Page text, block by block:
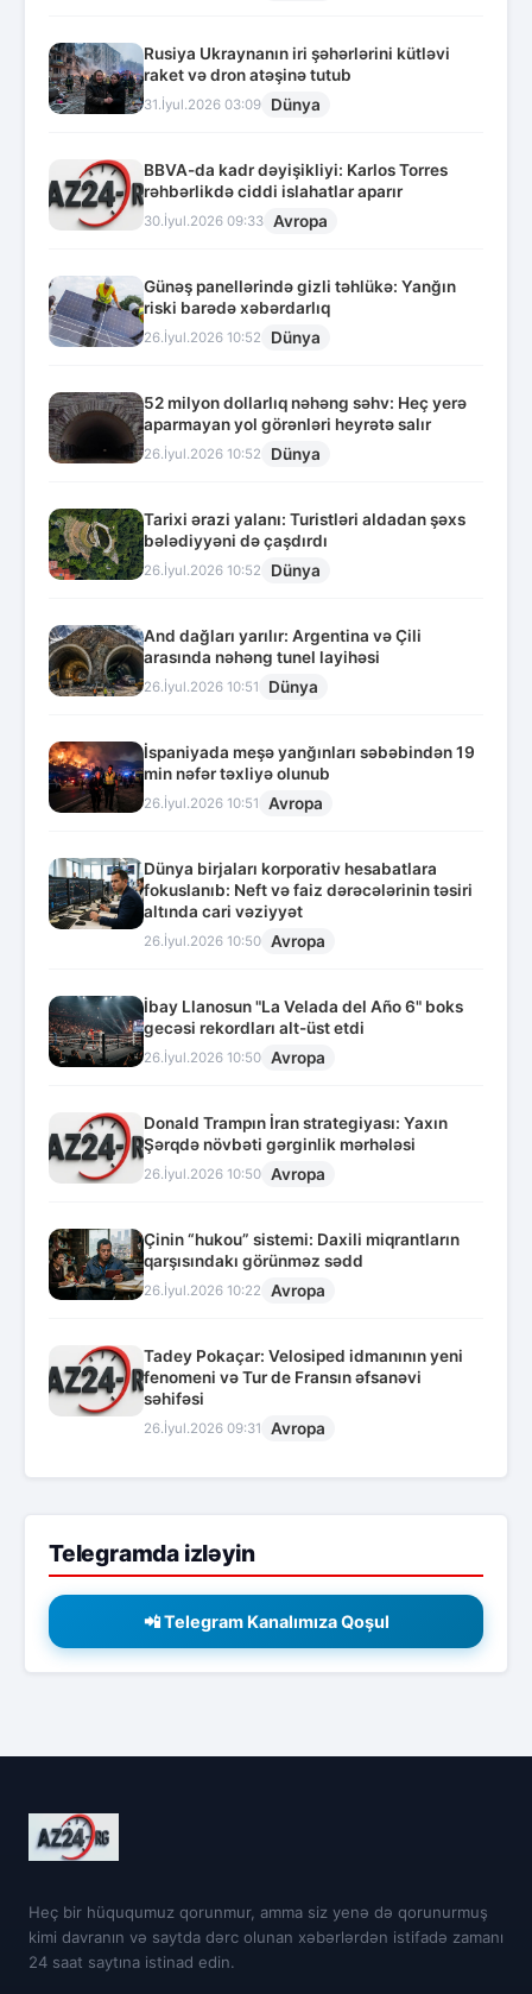
Rusiya Ukraynanın iri şəhərlərini kütləvi
raket və dron atəşinə tutub
31.İyul.2026 03:09 Dünya
BBVA-da kadr dəyişikliyi: Karlos Torres
rəhbərlikdə ciddi islahatlar aparır
30.İyul.2026 09:33 Avropa
Günəş panellərində gizli təhlükə: Yanğın
riski barədə xəbərdarlıq
26.İyul.2026 10:52 Dünya
52 milyon dollarlıq nəhəng səhv: Heç yerə
aparmayan yol görənləri heyrətə salır
26.İyul.2026 10:52 Dünya
Tarixi ərazi yalanı: Turistləri aldadan şəxs
bələdiyyəni də çaşdırdı
26.İyul.2026 10:52 Dünya
And dağları yarılır: Argentina və Çili
arasında nəhəng tunel layihəsi
26.İyul.2026 10:51 Dünya
İspaniyada meşə yanğınları səbəbindən 19
min nəfər təxliyə olunub
26.İyul.2026 10:51 Avropa
Dünya birjaları korporativ hesabatlara
fokuslanıb: Neft və faiz dərəcələrinin təsiri
altında cari vəziyyət
26.İyul.2026 10:50 Avropa
İbay Llanosun "La Velada del Año 6" boks
gecəsi rekordları alt-üst etdi
26.İyul.2026 10:50 Avropa
Donald Trampın İran strategiyası: Yaxın
Şərqdə növbəti gərginlik mərhələsi
26.İyul.2026 10:50 Avropa
Çinin “hukou” sistemi: Daxili miqrantların
qarşısındakı görünməz sədd
26.İyul.2026 10:22 Avropa
Tadey Pokaçar: Velosiped idmanının yeni
fenomeni və Tur de Fransın əfsanəvi
səhifəsi
26.İyul.2026 09:31 Avropa
Telegramda izləyin
📲 Telegram Kanalımıza Qoşul
Heç bir hüququmuz qorunmur, amma siz yenə də qorunurmuş
kimi davranın və saytda dərc olunan xəbərlərdən istifadə zamanı
24 saat saytına istinad edin.